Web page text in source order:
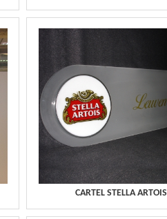
CARTEL STELLA ARTOIS